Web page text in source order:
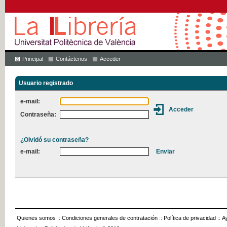
Principal Contáctenos Acceder
Usuario registrado
e-mail:
Contraseña:
¿Olvidó su contraseña?
e-mail:
Quienes somos :: Condiciones generales de contratación :: Política de privacidad ::